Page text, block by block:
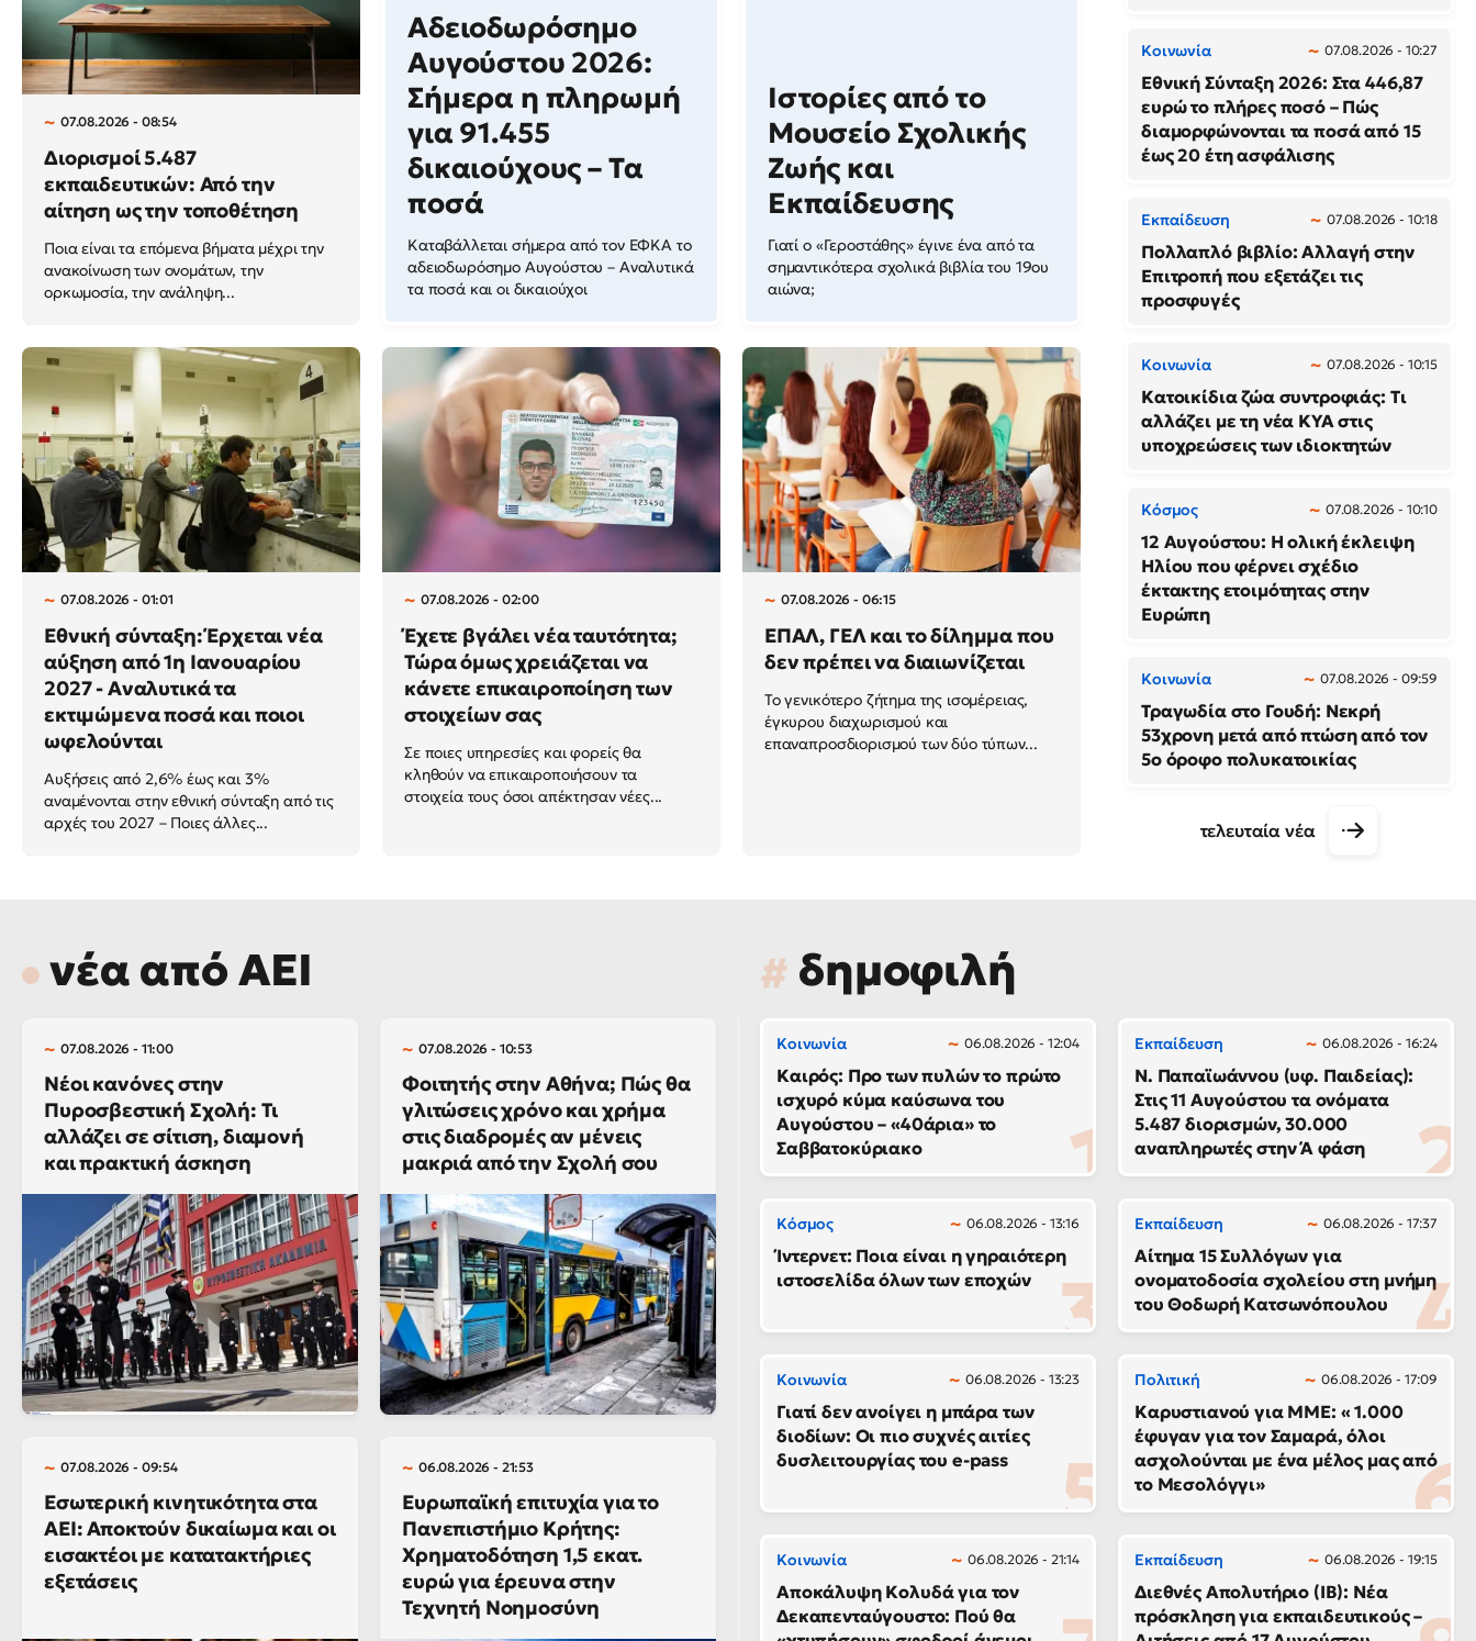
07.08.2026 - 08:54
Διορισμοί 5.487
εκπαιδευτικών: Από την
αίτηση ως την τοποθέτηση
Ποια είναι τα επόμενα βήματα μέχρι την
ανακοίνωση των ονομάτων, την
ορκωμοσία, την ανάληψη...
Αδειοδωρόσημο
Αυγούστου 2026:
Σήμερα η πληρωμή
για 91.455
δικαιούχους – Τα
ποσά
Καταβάλλεται σήμερα από τον ΕΦΚΑ το
αδειοδωρόσημο Αυγούστου – Αναλυτικά
τα ποσά και οι δικαιούχοι
Ιστορίες από το
Μουσείο Σχολικής
Ζωής και
Εκπαίδευσης
Γιατί ο «Γεροστάθης» έγινε ένα από τα
σημαντικότερα σχολικά βιβλία του 19ου
αιώνα;
07.08.2026 - 01:01
Εθνική σύνταξη: Έρχεται νέα
αύξηση από 1η Ιανουαρίου
2027 - Αναλυτικά τα
εκτιμώμενα ποσά και ποιοι
ωφελούνται
Αυξήσεις από 2,6% έως και 3%
αναμένονται στην εθνική σύνταξη από τις
αρχές του 2027 – Ποιες άλλες...
07.08.2026 - 02:00
Έχετε βγάλει νέα ταυτότητα;
Τώρα όμως χρειάζεται να
κάνετε επικαιροποίηση των
στοιχείων σας
Σε ποιες υπηρεσίες και φορείς θα
κληθούν να επικαιροποιήσουν τα
στοιχεία τους όσοι απέκτησαν νέες...
07.08.2026 - 06:15
ΕΠΑΛ, ΓΕΛ και το δίλημμα που
δεν πρέπει να διαιωνίζεται
Το γενικότερο ζήτημα της ισομέρειας,
έγκυρου διαχωρισμού και
επαναπροσδιορισμού των δύο τύπων...
Κοινωνία 07.08.2026 - 10:27
Εθνική Σύνταξη 2026: Στα 446,87
ευρώ το πλήρες ποσό – Πώς
διαμορφώνονται τα ποσά από 15
έως 20 έτη ασφάλισης
Εκπαίδευση 07.08.2026 - 10:18
Πολλαπλό βιβλίο: Αλλαγή στην
Επιτροπή που εξετάζει τις
προσφυγές
Κοινωνία 07.08.2026 - 10:15
Κατοικίδια ζώα συντροφιάς: Τι
αλλάζει με τη νέα ΚΥΑ στις
υποχρεώσεις των ιδιοκτητών
Κόσμος 07.08.2026 - 10:10
12 Αυγούστου: Η ολική έκλειψη
Ηλίου που φέρνει σχέδιο
έκτακτης ετοιμότητας στην
Ευρώπη
Κοινωνία 07.08.2026 - 09:59
Τραγωδία στο Γουδή: Νεκρή
53χρονη μετά από πτώση από τον
5ο όροφο πολυκατοικίας
τελευταία νέα
νέα από ΑΕΙ
07.08.2026 - 11:00
Νέοι κανόνες στην
Πυροσβεστική Σχολή: Τι
αλλάζει σε σίτιση, διαμονή
και πρακτική άσκηση
07.08.2026 - 10:53
Φοιτητής στην Αθήνα; Πώς θα
γλιτώσεις χρόνο και χρήμα
στις διαδρομές αν μένεις
μακριά από την Σχολή σου
07.08.2026 - 09:54
Εσωτερική κινητικότητα στα
ΑΕΙ: Αποκτούν δικαίωμα και οι
εισακτέοι με κατατακτήριες
εξετάσεις
06.08.2026 - 21:53
Ευρωπαϊκή επιτυχία για το
Πανεπιστήμιο Κρήτης:
Χρηματοδότηση 1,5 εκατ.
ευρώ για έρευνα στην
Τεχνητή Νοημοσύνη
δημοφιλή
Κοινωνία 06.08.2026 - 12:04
Καιρός: Προ των πυλών το πρώτο
ισχυρό κύμα καύσωνα του
Αυγούστου – «40άρια» το
Σαββατοκύριακο
Εκπαίδευση 06.08.2026 - 16:24
N. Παπαϊωάννου (υφ. Παιδείας):
Στις 11 Αυγούστου τα ονόματα
5.487 διορισμών, 30.000
αναπληρωτές στην Ά φάση
Κόσμος 06.08.2026 - 13:16
Ίντερνετ: Ποια είναι η γηραιότερη
ιστοσελίδα όλων των εποχών
Εκπαίδευση 06.08.2026 - 17:37
Αίτημα 15 Συλλόγων για
ονοματοδοσία σχολείου στη μνήμη
του Θοδωρή Κατσωνόπουλου
Κοινωνία 06.08.2026 - 13:23
Γιατί δεν ανοίγει η μπάρα των
διοδίων: Οι πιο συχνές αιτίες
δυσλειτουργίας του e-pass
Πολιτική 06.08.2026 - 17:09
Καρυστιανού για ΜΜΕ: « 1.000
έφυγαν για τον Σαμαρά, όλοι
ασχολούνται με ένα μέλος μας από
το Μεσολόγγι»
Κοινωνία 06.08.2026 - 21:14
Αποκάλυψη Κολυδά για τον
Δεκαπενταύγουστο: Πού θα
Εκπαίδευση 06.08.2026 - 19:15
Διεθνές Απολυτήριο (IB): Νέα
πρόσκληση για εκπαιδευτικούς –